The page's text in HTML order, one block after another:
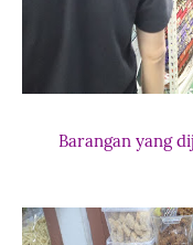
Barangan yang